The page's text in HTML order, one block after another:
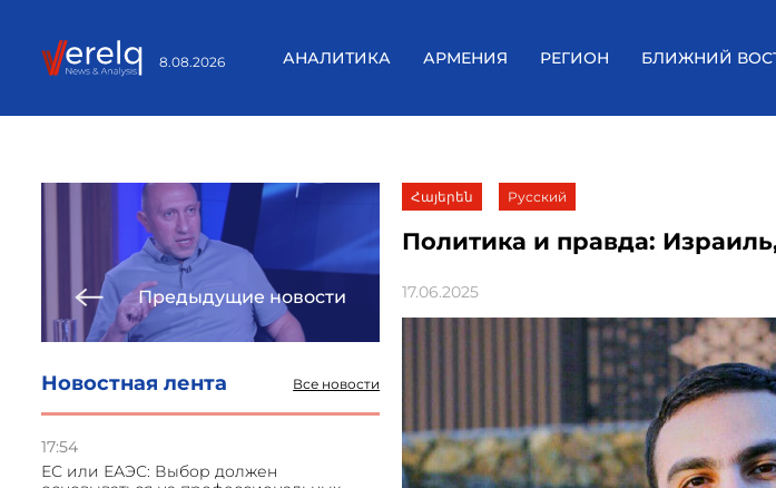
8.08.2026 АНАЛИТИКА АРМЕНИЯ РЕГИОН БЛИЖНИЙ
Предыдущие новости
Новостная лента Все новости
17:54
ЕС или ЕАЭС: Выбор должен
Հայերեն Русский
Политика и правда:
17.06.2025